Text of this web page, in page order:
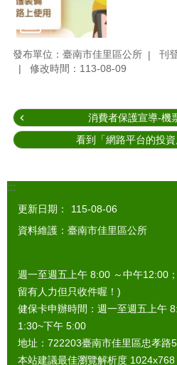
發布單位：臺南市佳里區公所
刊
修改時間：113-08-09
消費者保護宣導-機
看到「網路平台的投資
:::
更新日期：
115-08-06
資料維護：臺南市佳里區公所
週一至週五上午 8:00 ～中午12:00
留有人力但只收件喔！)
健保卡申辦時間：週一至週五上午
1:30~下午 5:00
地址：722203臺南市佳里區忠孝路
本站建議最佳瀏覽解析度 1024x768